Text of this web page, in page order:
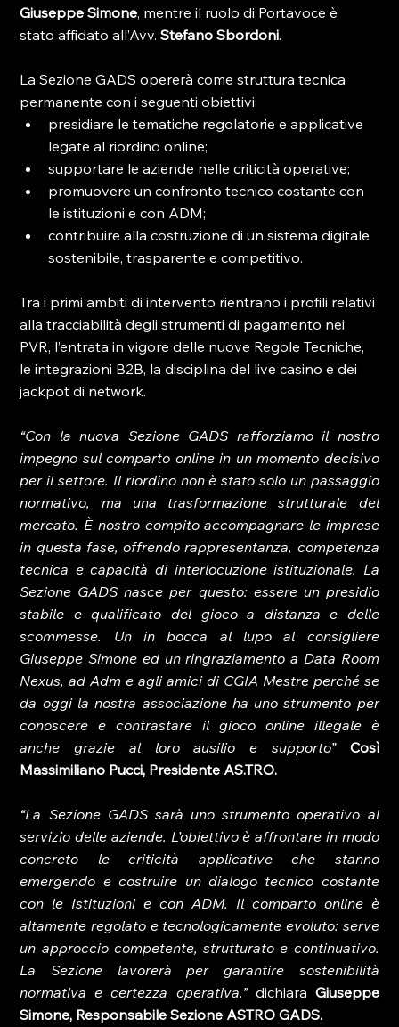
Giuseppe Simone, mentre il ruolo di Portavoce è
stato affidato all’Avv. Stefano Sbordoni.
La Sezione GADS opererà come struttura tecnica
permanente con i seguenti obiettivi:
presidiare le tematiche regolatorie e applicative
legate al riordino online;
supportare le aziende nelle criticità operative;
promuovere un confronto tecnico costante con
le istituzioni e con ADM;
contribuire alla costruzione di un sistema digitale
sostenibile, trasparente e competitivo.
Tra i primi ambiti di intervento rientrano i profili relativi
alla tracciabilità degli strumenti di pagamento nei
PVR, l’entrata in vigore delle nuove Regole Tecniche,
le integrazioni B2B, la disciplina del live casino e dei
jackpot di network.
“Con la nuova Sezione GADS rafforziamo il nostro
impegno sul comparto online in un momento decisivo
per il settore. Il riordino non è stato solo un passaggio
normativo, ma una trasformazione strutturale del
mercato. È nostro compito accompagnare le imprese
in questa fase, offrendo rappresentanza, competenza
tecnica e capacità di interlocuzione istituzionale. La
Sezione GADS nasce per questo: essere un presidio
stabile e qualificato del gioco a distanza e delle
scommesse. Un in bocca al lupo al consigliere
Giuseppe Simone ed un ringraziamento a Data Room
Nexus, ad Adm e agli amici di CGIA Mestre perché se
da oggi la nostra associazione ha uno strumento per
conoscere e contrastare il gioco online illegale è
anche grazie al loro ausilio e supporto” Così
Massimiliano Pucci, Presidente AS.TRO.
“La Sezione GADS sarà uno strumento operativo al
servizio delle aziende. L’obiettivo è affrontare in modo
concreto le criticità applicative che stanno
emergendo e costruire un dialogo tecnico costante
con le Istituzioni e con ADM. Il comparto online è
altamente regolato e tecnologicamente evoluto: serve
un approccio competente, strutturato e continuativo.
La Sezione lavorerà per garantire sostenibilità
normativa e certezza operativa.” dichiara Giuseppe
Simone, Responsabile Sezione ASTRO GADS.